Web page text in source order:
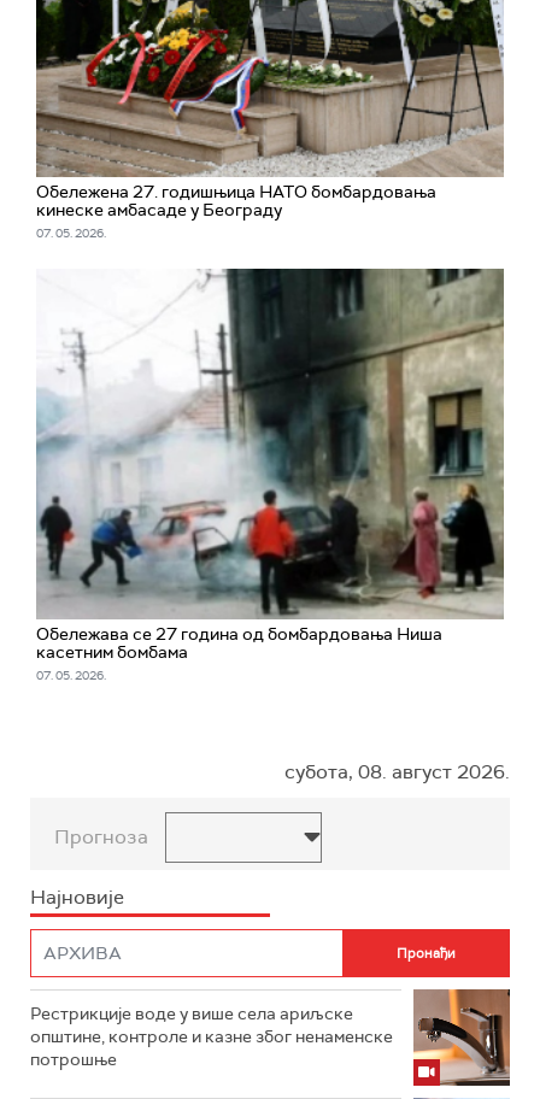
Обележена 27. годишњица НАТО бомбардовања
кинеске амбасаде у Београду
07. 05. 2026.
Обележава се 27 година од бомбардовања Ниша
касетним бомбама
07. 05. 2026.
субота, 08. август 2026.
Прогноза
Најновије
Рестрикције воде у више села ариљске
општине, контроле и казне због ненаменске
потрошње